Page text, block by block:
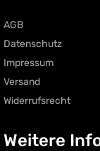
AGB
Datenschutz
Impressum
Versand
Widerrufsrecht
Weitere